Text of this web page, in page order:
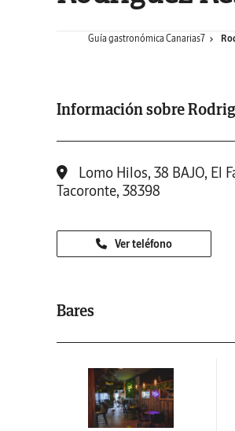
Guía gastronómica Canarias7
Información sobre
Lomo Hilos, 38 BAJO, El
Tacoronte, 38398
Ver teléfono
Bares